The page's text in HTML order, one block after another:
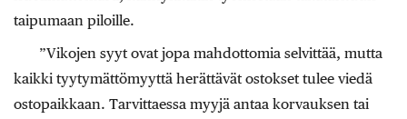
taipumaan piloille.
”Vikojen syyt ovat jopa mahdottomia selvittää, mutta
kaikki tyytymättömyyttä herättävät ostokset tulee viedä
ostopaikkaan. Tarvittaessa myyjä antaa korvauksen tai